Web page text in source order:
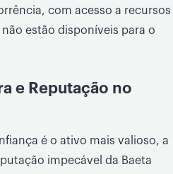
com acesso a recursos
estão disponíveis para o
e Reputação no
é o ativo mais valioso, a
impecável da Baeta